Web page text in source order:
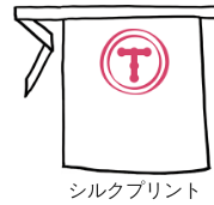
シルクプリント